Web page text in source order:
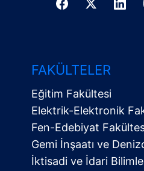
FAKÜLTELER
Eğitim Fakültesi
Elektrik-Elektronik
Fen-Edebiyat
Gemi İnşaatı ve
İktisadi ve İdari